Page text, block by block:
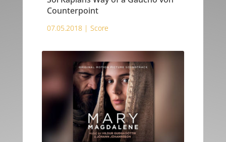
Counterpoint
07.05.2018 | Score